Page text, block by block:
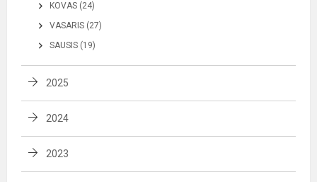
KOVAS (24)
VASARIS (27)
SAUSIS (19)
2025
2024
2023